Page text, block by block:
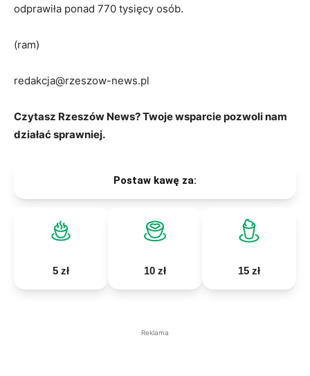
odprawiła ponad 770 tysięcy osób.
(ram)
redakcja@rzeszow-news.pl
Czytasz Rzeszów News? Twoje wsparcie pozwoli nam
działać sprawniej.
Postaw kawę za:
5 zł 10 zł 15 zł
Reklama